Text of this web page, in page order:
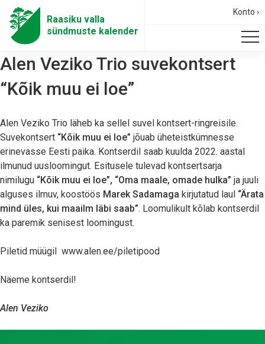
Raasiku valla
sündmuste kalender
Konto ›
Alen Veziko Trio suvekontsert
“Kõik muu ei loe”
Alen Veziko Trio läheb ka sellel suvel kontsert-ringreisile.
Suvekontsert “Kõik muu ei loe” jõuab üheteistkümnesse
erinevasse Eesti paika. Kontserdil saab kuulda 2022. aastal
ilmunud uusloomingut. Esitusele tulevad kontsertsarja
nimilugu “Kõik muu ei loe”, “Oma maale, omade hulka” ja juuli
alguses ilmuv, koostöös Marek Sadamaga kirjutatud laul “Ärata
mind üles, kui maailm läbi saab”. Loomulikult kõlab kontserdil
ka paremik senisest loomingust.
Piletid müügil www.alen.ee/piletipood
Näeme kontserdil!
Alen Veziko